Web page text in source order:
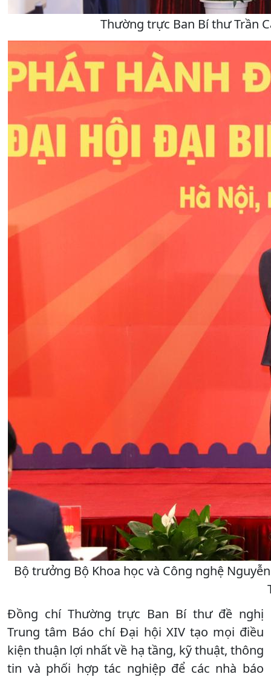
Thường trực Ban Bí thư Trần
Bộ trưởng Bộ Khoa học và Công nghệ
Đồng chí Thường trực Ban Bí thư đề nghị
Trung tâm Báo chí Đại hội XIV tạo mọi điều
kiện thuận lợi nhất về hạ tầng, kỹ thuật, thông
tin và phối hợp tác nghiệp để các nhà báo